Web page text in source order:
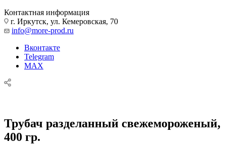
Контактная информация
г. Иркутск, ул. Кемеровская, 70
info@more-prod.ru
Вконтакте
Telegram
MAX
Трубач разделанный свежемороженый,
400 гр.